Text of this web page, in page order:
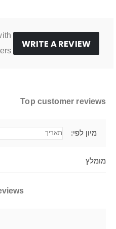
WRITE A REVIEW
Top customer reviews
מומלץ
מיון לפי